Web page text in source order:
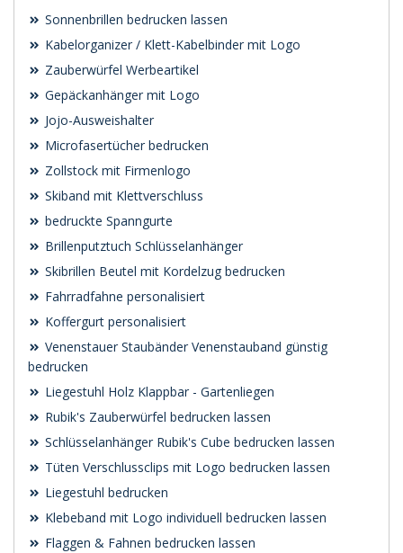
Sonnenbrillen bedrucken lassen
Kabelorganizer / Klett-Kabelbinder mit Logo
Zauberwürfel Werbeartikel
Gepäckanhänger mit Logo
Jojo-Ausweishalter
Microfasertücher bedrucken
Zollstock mit Firmenlogo
Skiband mit Klettverschluss
bedruckte Spanngurte
Brillenputztuch Schlüsselanhänger
Skibrillen Beutel mit Kordelzug bedrucken
Fahrradfahne personalisiert
Koffergurt personalisiert
Venenstauer Staubänder Venenstauband günstig
bedrucken
Liegestuhl Holz Klappbar - Gartenliegen
Rubik's Zauberwürfel bedrucken lassen
Schlüsselanhänger Rubik's Cube bedrucken lassen
Tüten Verschlussclips mit Logo bedrucken lassen
Liegestuhl bedrucken
Klebeband mit Logo individuell bedrucken lassen
Flaggen & Fahnen bedrucken lassen